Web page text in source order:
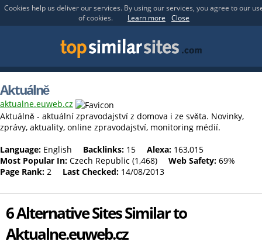
Cookies help us deliver our services. By using our services, you agree to our
of cookies.
Learn more Close
Aktuálně
aktualne.euweb.cz
Aktuálně - aktuální zpravodajství z domova i ze světa. Novinky,
zprávy, aktuality, online zpravodajství, monitoring médií.
Language: English Backlinks: 15 Alexa: 163,015
Most Popular In: Czech Republic (1,468) Web Safety: 69%
Page Rank: 2 Last Checked: 14/08/2013
6 Alternative Sites Similar to
Aktualne.euweb.cz